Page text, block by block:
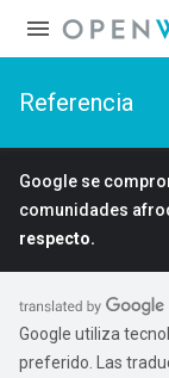
Referencia
Google se
comunidades
respecto.
Google utiliza
preferido. Las